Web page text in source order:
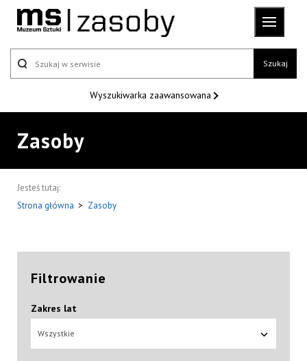
Szukaj
Wyszukiwarka zaawansowana
Zasoby
Jesteś tutaj:
Strona główna > Zasoby
Filtrowanie
Zakres lat
Wszystkie